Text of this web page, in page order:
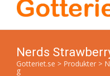
Nerds
Gotteriet.se > Produkter >
g